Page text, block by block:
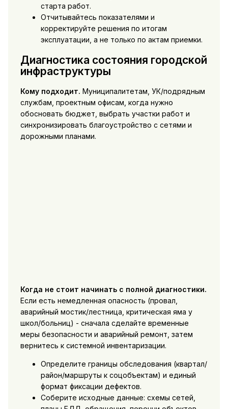
старта работ.
Отчитывайтесь показателями и
корректируйте решения по итогам
эксплуатации, а не только по актам приемки.
Диагностика состояния городской
инфраструктуры
Кому подходит. Муниципалитетам, УК/подрядным
службам, проектным офисам, когда нужно
обосновать бюджет, выбрать участки работ и
синхронизировать благоустройство с сетями и
дорожными планами.
Когда не стоит начинать с полной диагностики.
Если есть немедленная опасность (провал,
аварийный мостик/лестница, критическая яма у
школ/больниц) - сначала сделайте временные
меры безопасности и аварийный ремонт, затем
вернитесь к системной инвентаризации.
Определите границы обследования (квартал/
район/маршруты к соцобъектам) и единый
формат фиксации дефектов.
Соберите исходные данные: схемы сетей,